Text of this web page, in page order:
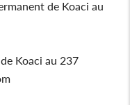
de Koaci au
Koaci au 237